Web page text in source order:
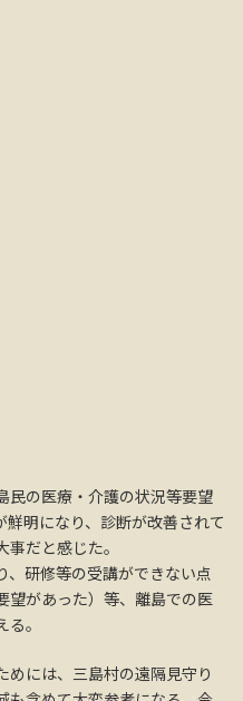
民の医療・介護の状況等要望
明になり、診断が改善されて
だと感じた。
、研修等の受講ができない点
望があった）等、離島での医
。
には、三島村の遠隔見守り